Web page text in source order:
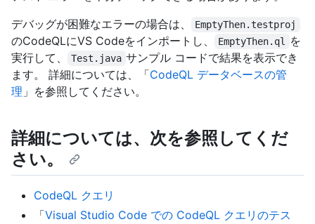
デバッグが困難なエラーの場合は、
EmptyThen.testproj
のCodeQLにVS Codeをインポートし、 EmptyThen.ql
を
実行して、
Test.java サンプル コードで結果を表示でき
ます。 詳細については、「CodeQL データベースの管
理 」を参照してください。
詳細については、次を参照してくだ
さい。
CodeQL クエリ
「Visual Studio Code での CodeQL クエリのテス